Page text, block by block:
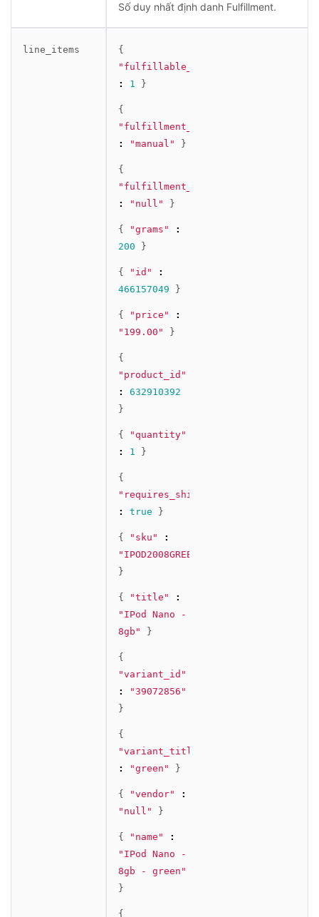
Số duy nhất định danh Fulfillment.
line_items
{
"fulfillable_quantity"
:
1 }
{
"fulfillment_service"
:
"manual" }
{
"fulfillment_status"
:
"null" }
{ "grams"
:
200
}
{ "id"
:
466157049
}
{ "price"
:
"199.00"
}
{
"product_id"
:
632910392
}
{
"quantity"
:
1 }
{
"requires_shipping"
:
true }
{ "sku"
:
"IPOD2008GREEN"
}
{ "title"
:
"IPod Nano -
8gb"
}
{
"variant_id"
:
"39072856"
}
{
"variant_title"
:
"green" }
{ "vendor"
:
"null"
}
{ "name"
:
"IPod Nano -
8gb - green"
}
{